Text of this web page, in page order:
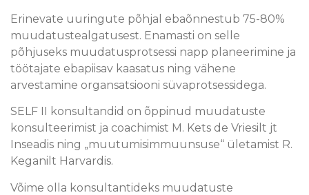
Erinevate uuringute põhjal ebaõnnestub 75-80%
muudatustealgatusest. Enamasti on selle
põhjuseks muudatusprotsessi napp planeerimine ja
töötajate ebapiisav kaasatus ning vähene
arvestamine organsatsiooni süvaprotsessidega.
SELF II konsultandid on õppinud muudatuste
konsulteerimist ja coachimist M. Kets de Vriesilt jt
Inseadis ning „muutumisimmuunsuse“ ületamist R.
Keganilt Harvardis.
Võime olla konsultantideks muudatuste